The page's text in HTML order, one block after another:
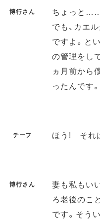
博行さん
ちょっと
でも、カエ
ですよ。と
の管理をし
ヵ月前から
ったんです。
チーフ ほう! それ
博行さん
妻も私もい
ろ老後のこ
です。そう